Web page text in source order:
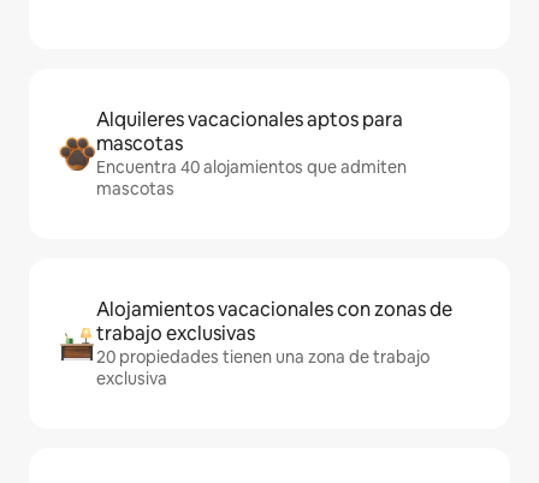
Alquileres vacacionales aptos para
mascotas
Encuentra 40 alojamientos que admiten
mascotas
Alojamientos vacacionales con zonas de
trabajo exclusivas
20 propiedades tienen una zona de trabajo
exclusiva